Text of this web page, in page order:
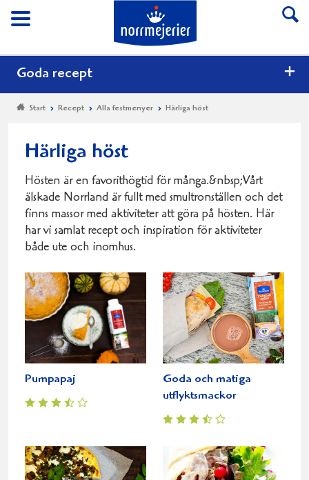
Meny
Till Norrmejerier
Goda recept
Start Recept Alla festmenyer Härliga höst
Härliga höst
Hösten är en favorithögtid för många.&nbsp;Vårt
älskade Norrland är fullt med smultronställen och det
finns massor med aktiviteter att göra på hösten. Här
har vi samlat recept och inspiration för aktiviteter
både ute och inomhus.
Pumpapaj
Goda och matiga
utflyktsmackor